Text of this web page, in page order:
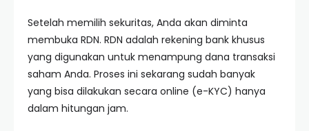
Setelah memilih sekuritas, Anda akan diminta
membuka RDN. RDN adalah rekening bank khusus
yang digunakan untuk menampung dana transaksi
saham Anda. Proses ini sekarang sudah banyak
yang bisa dilakukan secara online (e-KYC) hanya
dalam hitungan jam.